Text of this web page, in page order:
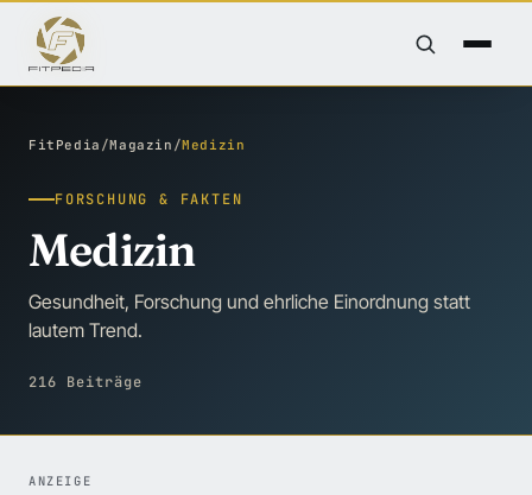
FitPedia /Magazin /Medizin
FORSCHUNG & FAKTEN
Medizin
Gesundheit, Forschung und ehrliche Einordnung statt
lautem Trend.
216 Beiträge
ANZEIGE